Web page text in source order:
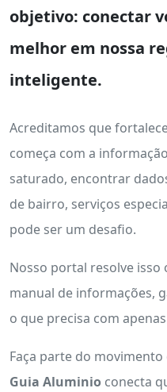
objetivo: conectar
melhor em nossa
inteligente.
Acreditamos que
começa com a
saturado, encontrar
de bairro, serviços
pode ser um desafio.
Nosso portal resolve
manual de informações,
o que precisa com
Faça parte do
Guia Aluminio conecta